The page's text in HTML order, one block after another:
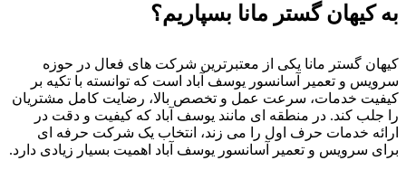
به کیهان گستر مانا بسپاریم؟
کیهان گستر مانا یکی از معتبرترین شرکت های فعال در حوزه
سرویس و تعمیر آسانسور یوسف آباد است که توانسته با تکیه بر
کیفیت خدمات، سرعت عمل و تخصص بالا، رضایت کامل مشتریان
را جلب کند. در منطقه ای مانند یوسف آباد که کیفیت و دقت در
ارائه خدمات حرف اول را می زند، انتخاب یک شرکت حرفه ای
برای سرویس و تعمیر آسانسور یوسف آباد اهمیت بسیار زیادی دارد.